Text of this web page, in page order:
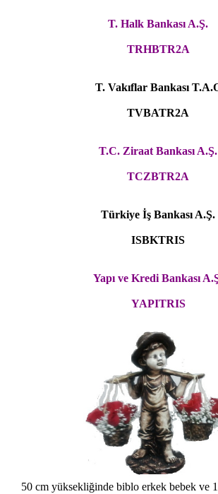
T. Halk Bankası A.Ş.
TRHBTR2A
T. Vakıflar Bankası
TVBATR2A
T.C. Ziraat Bankası A.Ş.
TCZBTR2A
Türkiye İş Bankası A.Ş.
ISBKTRIS
Yapı ve Kredi Bankası
YAPITRIS
50 cm yüksekliğinde biblo erkek bebek ve